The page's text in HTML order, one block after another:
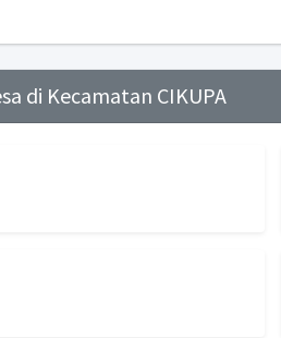
di Kecamatan CIKUPA